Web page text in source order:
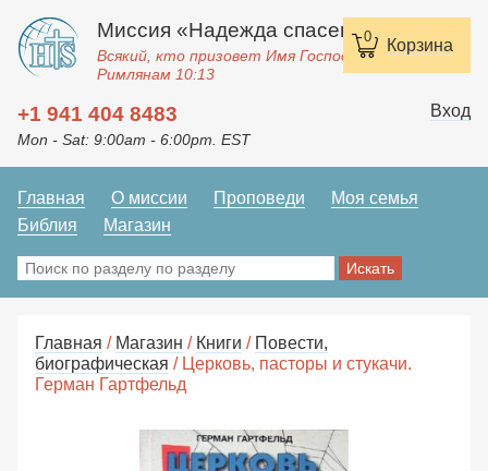
0 Корзина
Миссия «Надежда спасения»
Всякий, кто призовет Имя Господне, спасется.
Римлянам 10:13
+1 941 404 8483
Mon - Sat: 9:00am - 6:00pm. EST
Вход
Главная О миссии Проповеди
Моя семья
Библия
Магазин
Главная / Магазин / Книги / Повести,
биографическая / Церковь, пасторы и стукачи.
Герман Гартфельд